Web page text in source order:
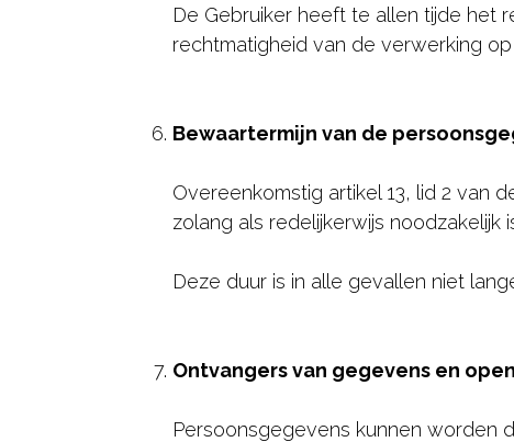
De Gebruiker heeft te allen tijde het
rechtmatigheid van de verwerking
Bewaartermijn van de
Overeenkomstig artikel 13, lid 2 van
zolang als redelijkerwijs
Deze duur is in alle gevallen niet
Ontvangers van gegevens en
Persoonsgegevens kunnen worden